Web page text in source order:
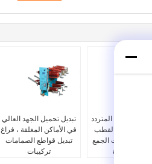
تبديل تحميل الجهد العالي
في الأماكن المغلقة ، فراغ
تبديل قواطع الصمامات
تركيبات
12kv داخلي الجهد المتردد
فراغ ثلاثة القطب
- الصمامات الجمع
بين الأجهزة